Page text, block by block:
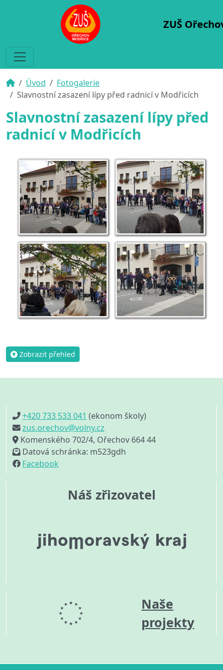
ZUŠ
Úvod
Fotogalerie
Slavnostní zasazení lípy před radnicí v Modřicích
Slavnostní zasazení lípy před
radnicí v Modřicích
Zobrazit přehled
+420 733 533 041 (ekonom školy)
zus.orechov@volny.cz
Komenského 702/4, Ořechov 664 44
Datová schránka: m523gdh
Facebook
Náš zřizovatel
Naše
projekty